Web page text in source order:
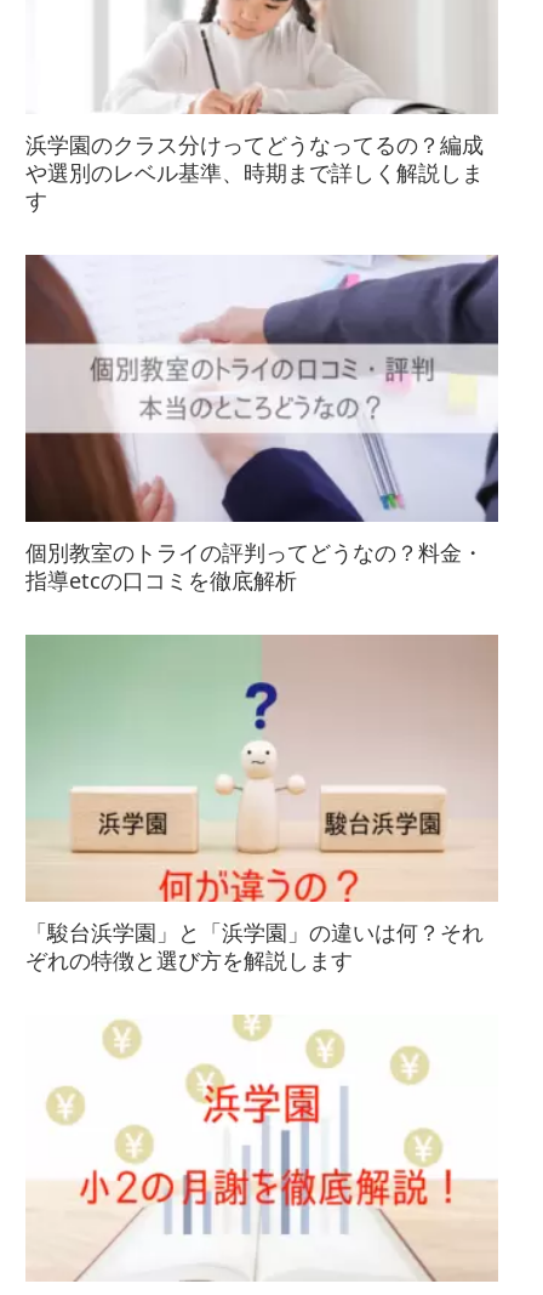
浜学園のクラス分けってどうなってるの？編成
や選別のレベル基準、時期まで詳しく解説しま
す
個別教室のトライの評判ってどうなの？料金・
指導etcの口コミを徹底解析
「駿台浜学園」と「浜学園」の違いは何？それ
ぞれの特徴と選び方を解説します